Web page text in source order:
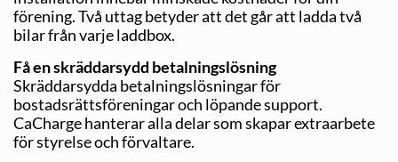
förening. Två uttag betyder att det går att ladda två
bilar från varje laddbox.
Få en skräddarsydd betalningslösning
Skräddarsydda betalningslösningar för
bostadsrättsföreningar och löpande support.
CaCharge hanterar alla delar som skapar extraarbete
för styrelse och förvaltare.